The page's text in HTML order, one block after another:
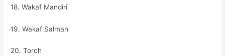
18. Wakaf Mandiri
19. Wakaf Salman
20. Torch